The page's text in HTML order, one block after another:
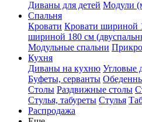
Диваны для детей Модули
Спальня
Кровати Кровати шириной
шириной 180 см
Модульные спальни
Кухня
Диваны на кухню Угловые
Буфеты, серванты
Столы Раздвижные столы
Стулья, табуреты Стулья
Распродажа